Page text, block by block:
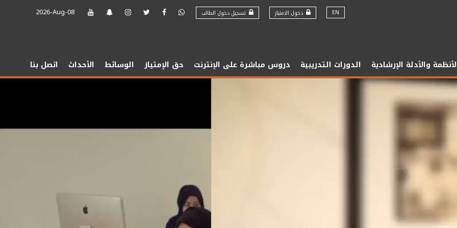
2026-Aug-08 EN دخول الامتياز تسجيل دخول الطالب
u
r
n
t
والأدلة الإرشادية الدورات التدريبية دروس مباشرة على الإنترنت حق الإمتياز الوسائط الأحداث اتصل بنا